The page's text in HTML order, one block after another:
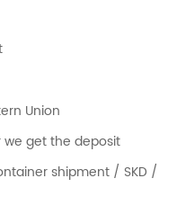
Union
we get the deposit
shipment / SKD /